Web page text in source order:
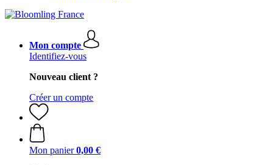
Mon compte
Identifiez-vous
Nouveau client ?
Créer un compte
Mon panier 0,00 €